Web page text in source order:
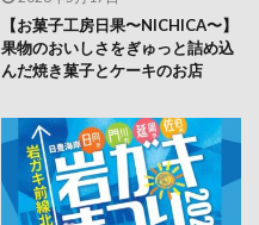
【お菓子工房日果〜NICHICA〜】
果物のおいしさをぎゅっと詰め込
んだ焼き菓子とケーキのお店